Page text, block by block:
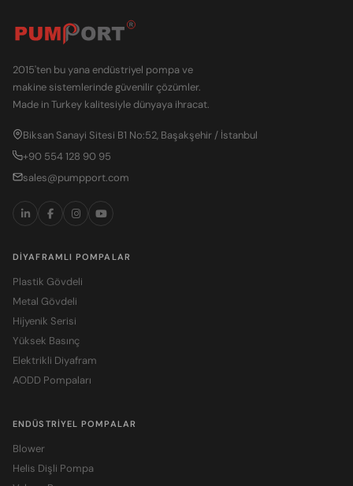
2015'ten bu yana endüstriyel pompa ve
makine sistemlerinde güvenilir çözümler.
Made in Turkey kalitesiyle dünyaya ihracat.
Biksan Sanayi Sitesi B1 No:52, Başakşehir / İstanbul
+90 554 128 90 95
sales@pumpport.com
DIYAFRAMLI POMPALAR
Plastik Gövdeli
Metal Gövdeli
Hijyenik Serisi
Yüksek Basınç
Elektrikli Diyafram
AODD Pompaları
ENDÜSTRIYEL POMPALAR
Blower
Helis Dişli Pompa